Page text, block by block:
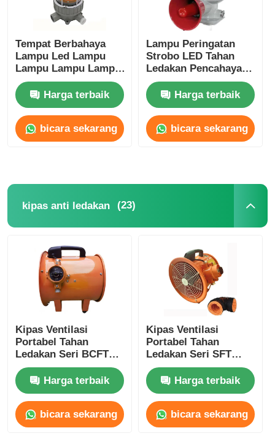
Tempat Berbahaya
Lampu Led Lampu
Lampu Lampu Lampu
Lampu Lampu Lampu
Lampu Lampu Lampu
Harga terbaik
bicara sekarang
Lampu Peringatan
Strobo LED Tahan
Ledakan Pencahayaan
alarm
Harga terbaik
bicara sekarang
kipas anti ledakan (23)
Kipas Ventilasi
Portabel Tahan
Ledakan Seri BCFT
2800r/Min
Harga terbaik
bicara sekarang
Kipas Ventilasi
Portabel Tahan
Ledakan Seri SFT
Kustom 1500-
10000m3/HHarga terbaik
bicara sekarang